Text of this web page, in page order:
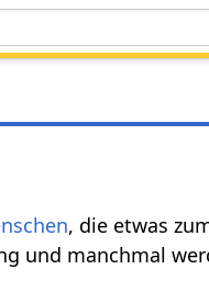
, die etwas
und manchmal